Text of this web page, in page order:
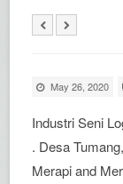
May 26, 2020
Industri Seni
. Desa
Merapi and